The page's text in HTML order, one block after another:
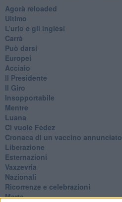
​Agorà reloaded
Ultimo
​L’urlo e gli inglesi
Carrà
Può darsi
Europei
Acciaio
Il Presidente
​Il Giro
Insopportabile
​Mentre
Luana
​Ci vuole Fedez
​Cronaca di un vaccino annunciato
​Liberazione
Esternazioni
Vaxzevria
Nazionali
​Ricorrenze e celebrazioni
Marte